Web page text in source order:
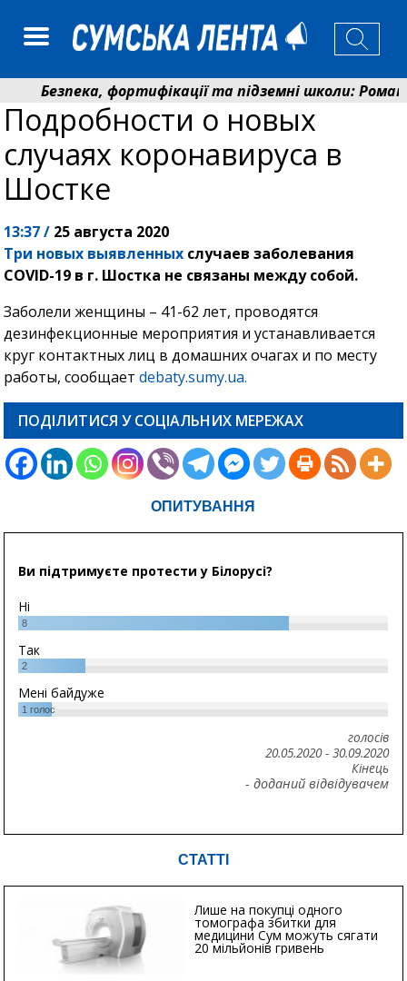
Безпека, фортифікації та підземні школи:
До 19 400 гривень на паливо: Пенсійний фонд
Подробности о новых
случаях коронавируса в
Шостке
13:37 / 25 августа 2020
Три новых выявленных случаев заболевания
COVID-19 в г. Шостка не связаны между собой.
Заболели женщины – 41-62 лет, проводятся
дезинфекционные мероприятия и устанавливается
круг контактных лиц в домашних очагах и по месту
работы, сообщаетdebaty.sumy.ua.
ПОДІЛИТИСЯ У СОЦІАЛЬНИХ МЕРЕЖАХ
ОПИТУВАННЯ
Ви підтримуєте протести у Білорусі?
Ні
8
Так
2
Мені байдуже
1 голос
голосів
20.05.2020- 30.09.2020
Кінець
- доданий відвідувачем
СТАТТІ
Лише на покупці одного
томографа збитки для
медицини Сум можуть сягати
20 мільйонів гривень